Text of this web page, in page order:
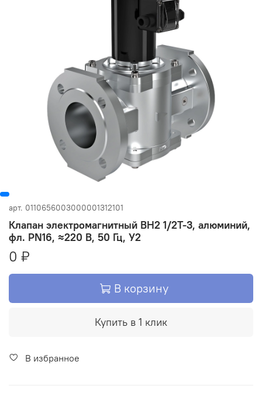
арт. 0110656003000001312101
Клапан электромагнитный ВН2 1/2Т-3, алюминий,
фл. PN16, ≈220 В, 50 Гц, У2
0 ₽
В корзину
Купить в 1 клик
В избранное